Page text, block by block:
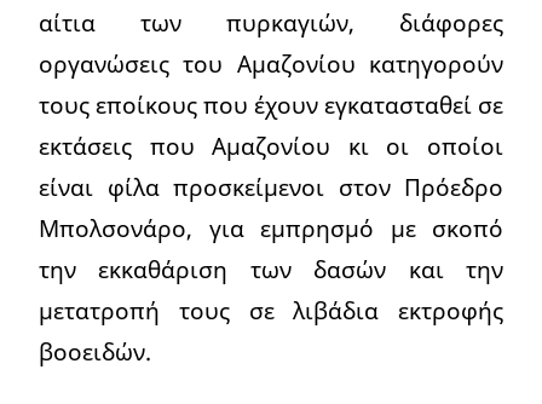
αίτια των πυρκαγιών, διάφορες
οργανώσεις του Αμαζονίου κατηγορούν
τους εποίκους που έχουν εγκατασταθεί σε
εκτάσεις που Αμαζονίου κι οι οποίοι
είναι φίλα προσκείμενοι στον Πρόεδρο
Μπολσονάρο, για εμπρησμό με σκοπό
την εκκαθάριση των δασών και την
μετατροπή τους σε λιβάδια εκτροφής
βοοειδών.